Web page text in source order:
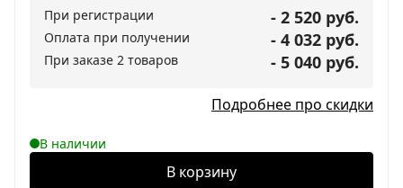
При регистрации - 2 520 руб.
Оплата при получении - 4 032 руб.
При заказе 2 товаров - 5 040 руб.
Подробнее про скидки
В наличии
В корзину